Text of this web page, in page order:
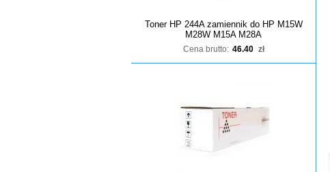
Toner HP 244A zamiennik do HP M15W
M28W M15A M28A
Cena brutto: 46.40 zł